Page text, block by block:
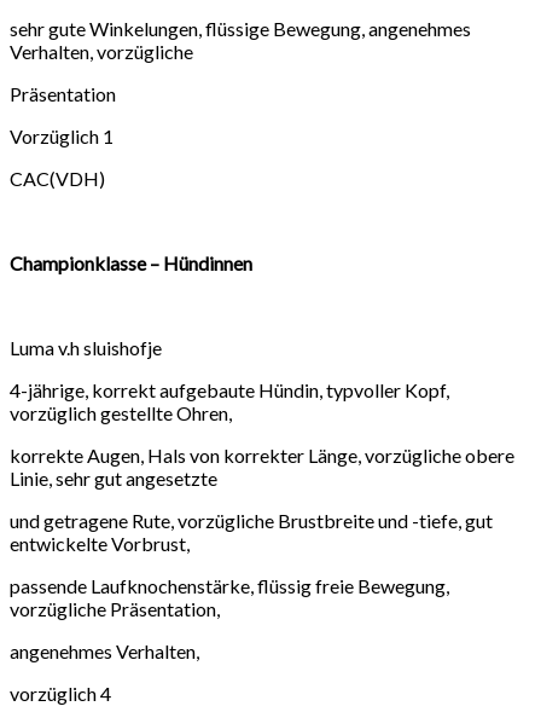
sehr gute Winkelungen, flüssige Bewegung, angenehmes
Verhalten, vorzügliche
Präsentation
Vorzüglich 1
CAC(VDH)
Championklasse – Hündinnen
Luma v.h sluishofje
4-jährige, korrekt aufgebaute Hündin, typvoller Kopf,
vorzüglich gestellte Ohren,
korrekte Augen, Hals von korrekter Länge, vorzügliche obere
Linie, sehr gut angesetzte
und getragene Rute, vorzügliche Brustbreite und -tiefe, gut
entwickelte Vorbrust,
passende Laufknochenstärke, flüssig freie Bewegung,
vorzügliche Präsentation,
angenehmes Verhalten,
vorzüglich 4